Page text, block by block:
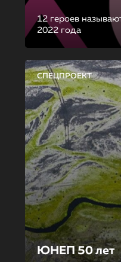
12 героев
2022 года
СПЕЦПРОЕКТ
ЮНЕП 50 лет